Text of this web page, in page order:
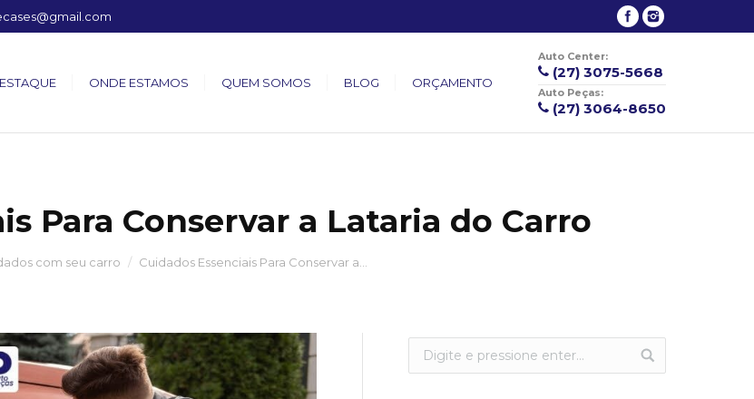
ONDE ESTAMOS QUEM SOMOS BLOG ORÇAMENTO
Auto Center:
(27) 3075-5668
Auto Peças:
(27) 3064-8650
Para Conservar a Lataria do Carro
com seu carro Cuidados Essenciais Para Conservar a…